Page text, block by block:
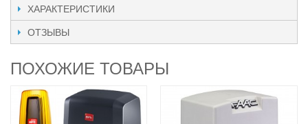
ХАРАКТЕРИСТИКИ
ОТЗЫВЫ
ПОХОЖИЕ ТОВАРЫ